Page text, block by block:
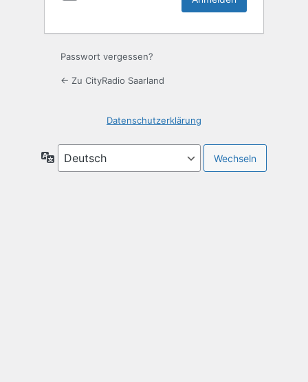
Passwort vergessen?
← Zu CityRadio Saarland
Datenschutzerklärung
Sprache